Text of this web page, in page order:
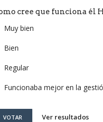
cree que funciona él
Muy bien
Bien
Regular
Funcionaba mejor en la
VOTAR Ver resultados